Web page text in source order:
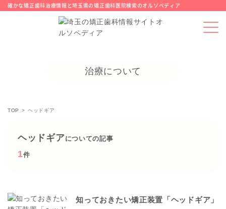
確かな矯正歯科治療情報と埼玉県の矯正歯科医院検索のオルソペディア
治療について
TOP ヘッドギア
ヘッドギアについての記事
1件
知っておきたい矯正装置「ヘッドギア」